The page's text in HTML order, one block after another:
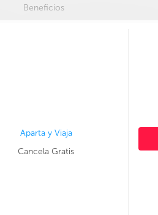
Beneficios
Aparta y Viaja
Cancela Gratis